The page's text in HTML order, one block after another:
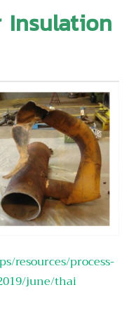
Insulation
resources/process-
june/thai